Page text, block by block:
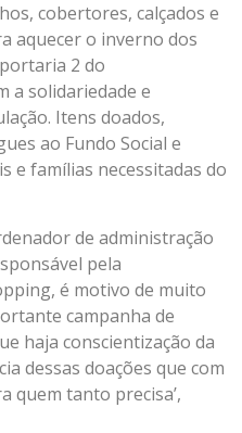
cobertores, calçados e
aquecer o inverno dos
2 do
a solidariedade e
Itens doados,
ao Fundo Social e
e famílias necessitadas do
de administração
pela
é motivo de muito
campanha de
haja conscientização da
dessas doações que com
quem tanto precisa’,